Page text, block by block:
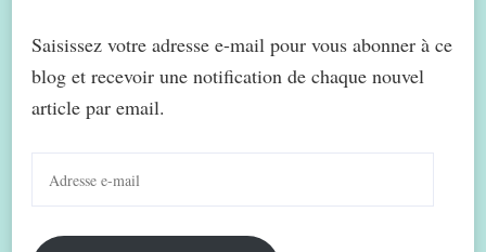
Saisissez votre adresse e-mail pour vous abonner à ce
blog et recevoir une notification de chaque nouvel
article par email.
mail